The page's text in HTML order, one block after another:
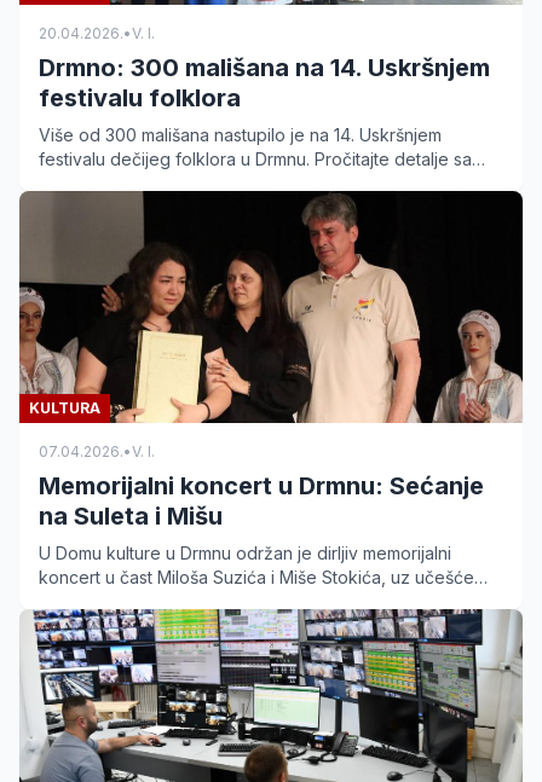
20.04.2026.•V. I.
Drmno: 300 mališana na 14. Uskršnjem
festivalu folklora
Više od 300 mališana nastupilo je na 14. Uskršnjem
festivalu dečijeg folklora u Drmnu. Pročitajte detalje sa
KULTURA
07.04.2026.•V. I.
Memorijalni koncert u Drmnu: Sećanje
na Suleta i Mišu
U Domu kulture u Drmnu održan je dirljiv memorijalni
koncert u čast Miloša Suzića i Miše Stokića, uz učešće